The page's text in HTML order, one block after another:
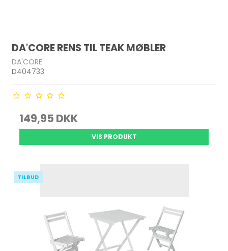
DA'CORE RENS TIL TEAK MØBLER
DA'CORE
D404733
149,95 DKK
VIS PRODUKT
TILBUD